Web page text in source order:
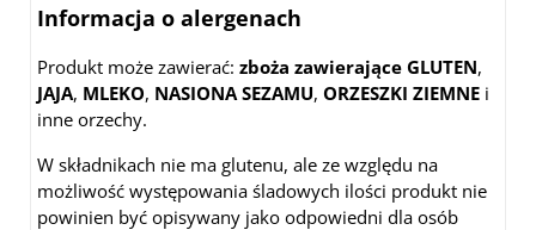
Informacja o alergenach
Produkt może zawierać: zboża zawierające GLUTEN,
JAJA, MLEKO, NASIONA SEZAMU, ORZESZKI ZIEMNE i
inne orzechy.
W składnikach nie ma glutenu, ale ze względu na
możliwość występowania śladowych ilości produkt nie
powinien być opisywany jako odpowiedni dla osób